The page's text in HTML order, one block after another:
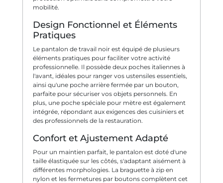
mobilité.
Design Fonctionnel et Éléments
Pratiques
Le pantalon de travail noir est équipé de plusieurs
éléments pratiques pour faciliter votre activité
professionnelle. Il possède deux poches italiennes à
l'avant, idéales pour ranger vos ustensiles essentiels,
ainsi qu'une poche arrière fermée par un bouton,
parfaite pour sécuriser vos objets personnels. En
plus, une poche spéciale pour mètre est également
intégrée, répondant aux exigences des cuisiniers et
des professionnels de la restauration.
Confort et Ajustement Adapté
Pour un maintien parfait, le pantalon est doté d'une
taille élastiquée sur les côtés, s'adaptant aisément à
différentes morphologies. La braguette à zip en
nylon et les fermetures par boutons complètent cet